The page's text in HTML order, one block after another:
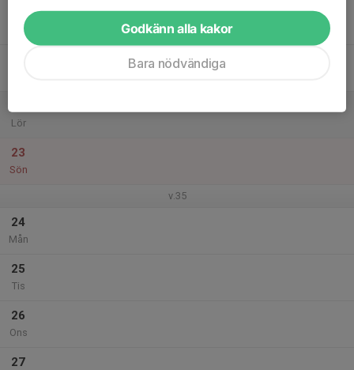
Tor
Lör
23
Sön
v.35
24
Mån
25
Tis
26
Ons
27
Godkänn alla kakor
Bara nödvändiga